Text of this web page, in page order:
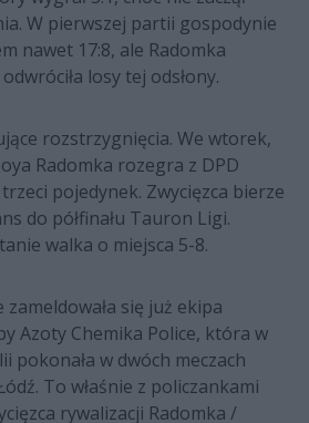
W pierwszej partii gospodynie
nawet 17:8, ale Radomka
losy tej odsłony.
rozstrzygnięcia. We wtorek,
Radomka rozegra z DPD
pojedynek. Zwycięzca bierze
do półfinału Tauron Ligi.
walka o miejsca 5-8.
się już ekipa
Azoty Chemika Police, która w
pokonała w dwóch meczach
To właśnie z policzankami
rywalizacji Radomka /